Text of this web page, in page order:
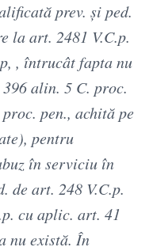
prev. şi ped.
la art. 2481 V.C.p.
, întrucât fapta nu
alin. 5 C. proc.
pen., achită pe
pentru
în serviciu în
de art. 248 V.C.p.
cu aplic. art. 41
nu există. În